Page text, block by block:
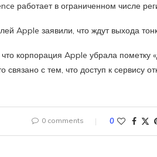
работает в ограниченном числе
Apple заявили, что ждут выхода
корпорация Apple убрала пометку
связано с тем, что доступ к сервису
0 comments 0